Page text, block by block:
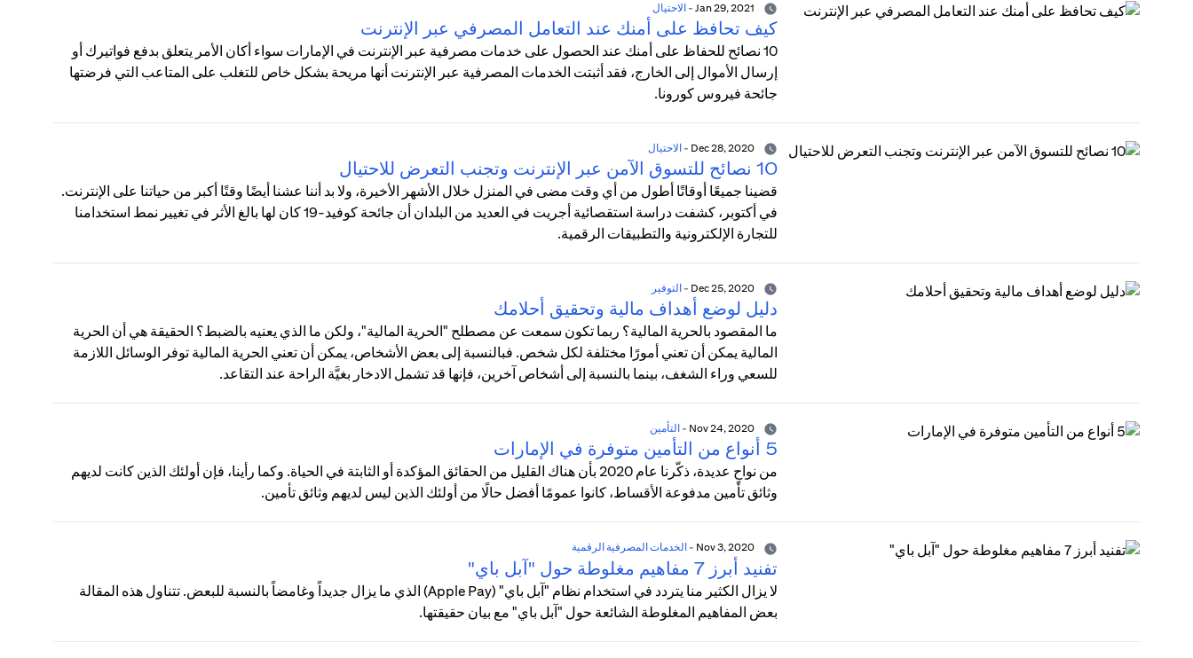
- الاحتيال
كيف تحافظ على أمنك عند التعامل المصرفي عبر الإنترنت
10 نصائح للحفاظ على أمنك عند الحصول على خدمات مصرفية عبر الإنترنت في الإمارات سواء أكان الأمر يتعلق بدفع فواتيرك أو
إرسال الأموال إلى الخارج، فقد أثبتت الخدمات المصرفية عبر الإنترنت أنها مريحة بشكل خاص للتغلب على المتاعب التي فرضتها
جائحة فيروس كورونا.
- الاحتيال
10 نصائح للتسوق الآمن عبر الإنترنت وتجنب التعرض للاحتيال
قضينا جميعًا أوقاتًا أطول من أي وقت مضى في المنزل خلال الأشهر الأخيرة، ولا بد أننا عشنا أيضًا وقتًا أكبر من حياتنا على الإنترنت.
في أكتوبر، كشفت دراسة استقصائية أجريت في العديد من البلدان أن جائحة كوفيد-19 كان لها بالغ الأثر في تغيير نمط استخدامنا
للتجارة الإلكترونية والتطبيقات الرقمية.
- التوفير
دليل لوضع أهداف مالية وتحقيق أحلامك
ما المقصود بالحرية المالية؟ ربما تكون سمعت عن مصطلح "الحرية المالية"، ولكن ما الذي يعنيه بالضبط؟ الحقيقة هي أن الحرية
المالية يمكن أن تعني أمورًا مختلفة لكل شخص. فبالنسبة إلى بعض الأشخاص، يمكن أن تعني الحرية المالية توفر الوسائل اللازمة
للسعي وراء الشغف، بينما بالنسبة إلى أشخاص آخرين، فإنها قد تشمل الادخار بغيَّة الراحة عند التقاعد.
- التأمين
5 أنواع من التأمين متوفرة في الإمارات
من نواحٍ عديدة، ذكّرنا عام 2020 بأن هناك القليل من الحقائق المؤكدة أو الثابتة في الحياة. وكما رأينا، فإن أولئك الذين كانت لديهم
وثائق تأمين مدفوعة الأقساط، كانوا عمومًا أفضل حالًا من أولئك الذين ليس لديهم وثائق تأمين.
- الخدمات المصرفية الرقمية
تفنيد أبرز 7 مفاهيم مغلوطة حول "آبل باي"
لا يزال الكثير منا يتردد في استخدام نظام "آبل باي" (Apple Pay) الذي ما يزال جديداً وغامضاً بالنسبة للبعض. تتناول هذه المقالة
بعض المفاهيم المغلوطة الشائعة حول "آبل باي" مع بيان حقيقتها.